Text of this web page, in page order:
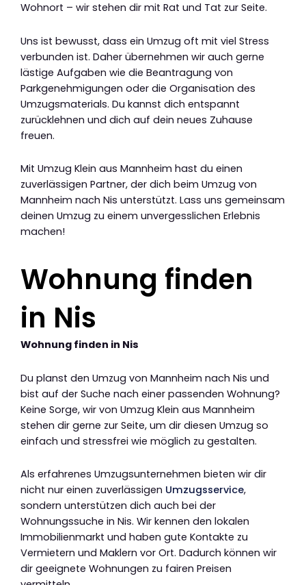
Wohnort – wir stehen dir mit Rat und Tat zur Seite.
Uns ist bewusst, dass ein Umzug oft mit viel Stress
verbunden ist. Daher übernehmen wir auch gerne
lästige Aufgaben wie die Beantragung von
Parkgenehmigungen oder die Organisation des
Umzugsmaterials. Du kannst dich entspannt
zurücklehnen und dich auf dein neues Zuhause
freuen.
Mit Umzug Klein aus Mannheim hast du einen
zuverlässigen Partner, der dich beim Umzug von
Mannheim nach Nis unterstützt. Lass uns gemeinsam
deinen Umzug zu einem unvergesslichen Erlebnis
machen!
Wohnung finden
in Nis
Wohnung finden in Nis
Du planst den Umzug von Mannheim nach Nis und
bist auf der Suche nach einer passenden Wohnung?
Keine Sorge, wir von Umzug Klein aus Mannheim
stehen dir gerne zur Seite, um dir diesen Umzug so
einfach und stressfrei wie möglich zu gestalten.
Als erfahrenes Umzugsunternehmen bieten wir dir
nicht nur einen zuverlässigen Umzugsservice,
sondern unterstützen dich auch bei der
Wohnungssuche in Nis. Wir kennen den lokalen
Immobilienmarkt und haben gute Kontakte zu
Vermietern und Maklern vor Ort. Dadurch können wir
dir geeignete Wohnungen zu fairen Preisen